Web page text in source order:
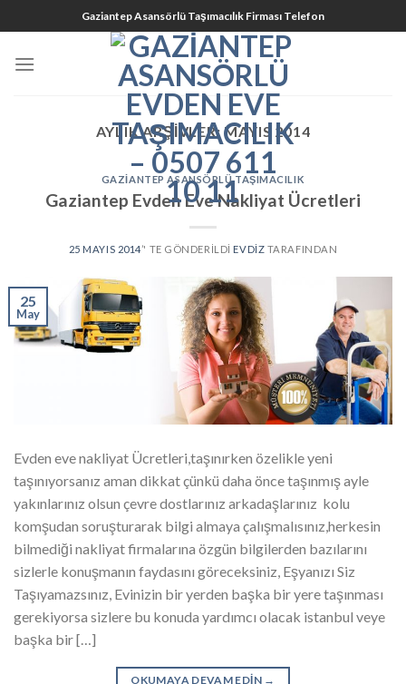
to
content
Gaziantep Asansörlü Taşımacılık Firması Telefon
AYLIK ARŞIVLER:MAYIS 2014
GAZIANTEP ASANSÖRLÜ TAŞIMACILIK
Gaziantep Evden Eve Nakliyat Ücretleri
25 MAYIS 2014’' TE GÖNDERILDI EVDIZ TARAFINDAN
25
May
Evden eve nakliyat Ücretleri,taşınırken özelikle yeni
taşınıyorsanız aman dikkat çünkü daha önce taşınmış ayle
yakınlarınız olsun çevre dostlarınız arkadaşlarınız kolu
komşudan soruşturarak bilgi almaya çalışmalısınız,herkesin
bilmediği nakliyat firmalarına özgün bilgilerden bazılarını
sizlerle konuşmanın faydasını göreceksiniz, Eşyanızı Siz
Taşıyamazsınız, Evinizin bir yerden başka bir yere taşınması
gerekiyorsa sizlere bu konuda yardımcı olacak istanbul veye
başka bir […]
OKUMAYA DEVAM EDIN →